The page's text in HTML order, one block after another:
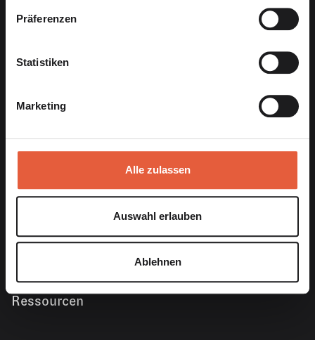
Präferenzen
Statistiken
Marketing
Alle zulassen
Auswahl erlauben
Ablehnen
Die Premium Beratung für Selbstständige aus der
Newsletter
Mit der Eintragung in dem Newsletter erkläre ich mich mit der
Ressourcen